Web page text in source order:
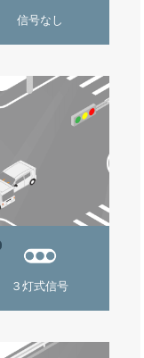
信号なし
３灯式信号